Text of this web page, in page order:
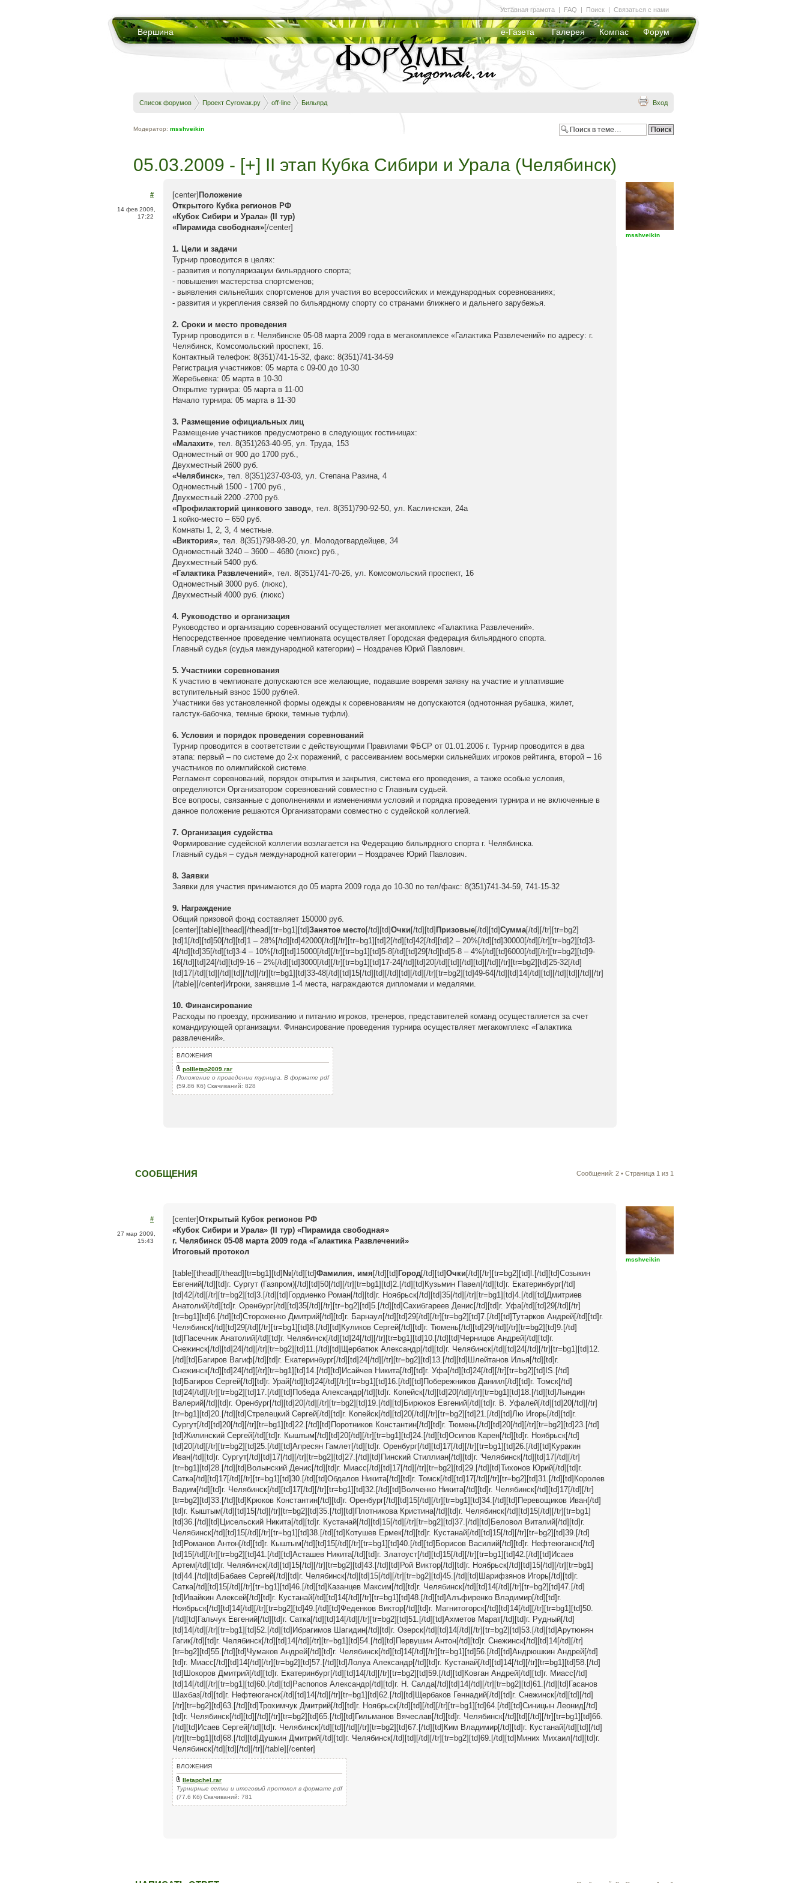
Вершина е-Газета Галерея Компас Форум
Уставная грамота | FAQ | Поиск | Связаться с нами
Список форумов Проект Сугомак.ру off-line Бильярд Вход
Модератор: msshveikin
05.03.2009 - [+] II этап Кубка Сибири и Урала (Челябинск)
#
14 фев 2009,
17:22
[center] Положение
Открытого Кубка регионов РФ
«Кубок Сибири и Урала» (II тур)
«Пирамида свободная»[/center]
1. Цели и задачи
Турнир проводится в целях:
- развития и популяризации бильярдного спорта;
- повышения мастерства спортсменов;
- выявления сильнейших спортсменов для участия во всероссийских и международных соревнованиях;
- развития и укрепления связей по бильярдному спорту со странами ближнего и дальнего зарубежья.
2. Сроки и место проведения
Турнир проводится в г. Челябинске 05-08 марта 2009 года в мегакомплексе «Галактика Развлечений» по адресу: г.
Челябинск, Комсомольский проспект, 16.
Контактный телефон: 8(351)741-15-32, факс: 8(351)741-34-59
Регистрация участников: 05 марта с 09-00 до 10-30
Жеребьевка: 05 марта в 10-30
Открытие турнира: 05 марта в 11-00
Начало турнира: 05 марта в 11-30
3. Размещение официальных лиц
Размещение участников предусмотрено в следующих гостиницах:
«Малахит», тел. 8(351)263-40-95, ул. Труда, 153
Одноместный от 900 до 1700 руб.,
Двухместный 2600 руб.
«Челябинск», тел. 8(351)237-03-03, ул. Степана Разина, 4
Одноместный 1500 - 1700 руб.,
Двухместный 2200 -2700 руб.
«Профилакторий цинкового завод», тел. 8(351)790-92-50, ул. Каслинская, 24а
1 койко-место – 650 руб.
Комнаты 1, 2, 3, 4 местные.
«Виктория», тел. 8(351)798-98-20, ул. Молодогвардейцев, 34
Одноместный 3240 – 3600 – 4680 (люкс) руб.,
Двухместный 5400 руб.
«Галактика Развлечений», тел. 8(351)741-70-26, ул. Комсомольский проспект, 16
Одноместный 3000 руб. (люкс),
Двухместный 4000 руб. (люкс)
4. Руководство и организация
Руководство и организацию соревнований осуществляет мегакомплекс «Галактика Развлечений».
Непосредственное проведение чемпионата осуществляет Городская федерация бильярдного спорта.
Главный судья (судья международной категории) – Ноздрачев Юрий Павлович.
5. Участники соревнования
К участию в чемпионате допускаются все желающие, подавшие вовремя заявку на участие и уплатившие
вступительный взнос 1500 рублей.
Участники без установленной формы одежды к соревнованиям не допускаются (однотонная рубашка, жилет,
галстук-бабочка, темные брюки, темные туфли).
6. Условия и порядок проведения соревнований
Турнир проводится в соответствии с действующими Правилами ФБСР от 01.01.2006 г. Турнир проводится в два
этапа: первый – по системе до 2-х поражений, с рассеиванием восьмерки сильнейших игроков рейтинга, второй – 16
участников по олимпийской системе.
Регламент соревнований, порядок открытия и закрытия, система его проведения, а также особые условия,
определяются Организатором соревнований совместно с Главным судьей.
Все вопросы, связанные с дополнениями и изменениями условий и порядка проведения турнира и не включенные в
данное положение решаются Организаторами совместно с судейской коллегией.
7. Организация судейства
Формирование судейской коллегии возлагается на Федерацию бильярдного спорта г. Челябинска.
Главный судья – судья международной категории – Ноздрачев Юрий Павлович.
8. Заявки
Заявки для участия принимаются до 05 марта 2009 года до 10-30 по тел/факс: 8(351)741-34-59, 741-15-32
9. Награждение
Общий призовой фонд составляет 150000 руб.
[center][table][thead][/thead][tr=bg1][td]Занятое место[/td][td]Очки [/td][td] Призовые[/td][td]Сумма[/td][/tr][tr=bg2]
[td]1[/td][td]50[/td][td]1 – 28%[/td][td]42000[/td][/tr][tr=bg1][td]2[/td][td]42[/td][td]2 – 20%[/td][td]30000[/td][/tr][tr=bg2][td]3-
4[/td][td]35[/td][td]3-4 – 10%[/td][td]15000[/td][/tr][tr=bg1][td]5-8[/td][td]29[/td][td]5-8 – 4%[/td][td]6000[/td][/tr][tr=bg2][td]9-
16[/td][td]24[/td][td]9-16 – 2%[/td][td]3000[/td][/tr][tr=bg1][td]17-24[/td][td]20[/td][td][/td][td][/td][/tr][tr=bg2][td]25-32[/td]
[td]17[/td][td][/td][td][/td][/tr][tr=bg1][td]33-48[/td][td]15[/td][td][/td][td][/td][/tr][tr=bg2][td]49-64[/td][td]14[/td][td][/td][td][/td][/tr]
[/table][/center]Игроки, занявшие 1-4 места, награждаются дипломами и медалями.
10. Финансирование
Расходы по проезду, проживанию и питанию игроков, тренеров, представителей команд осуществляется за счет
командирующей организации. Финансирование проведения турнира осуществляет мегакомплекс «Галактика
развлечений».
ВЛОЖЕНИЯ
polIIetap2009.rar
Положение о проведении турнира. В формате pdf
(59.86 Кб) Скачиваний: 828
msshveikin
СООБЩЕНИЯ Сообщений: 2 • Страница 1 из 1
#
27 мар 2009,
15:43
[center]Открытый Кубок регионов РФ
«Кубок Сибири и Урала» (II тур) «Пирамида свободная»
г. Челябинск 05-08 марта 2009 года «Галактика Развлечений»
Итоговый протокол
[table][thead][/thead][tr=bg1][td]№[/td][td]Фамилия, имя[/td][td]Город[/td][td]Очки[/td][/tr][tr=bg2][td]l.[/td][td]Созыкин
Евгений[/td][td]г. Сургут (Газпром)[/td][td]50[/td][/tr][tr=bg1][td]2.[/td][td]Кузьмин Павел[/td][td]г. Екатеринбург[/td]
[td]42[/td][/tr][tr=bg2][td]3.[/td][td]Гордиенко Роман[/td][td]г. Ноябрьск[/td][td]35[/td][/tr][tr=bg1][td]4.[/td][td]Дмитриев
Анатолий[/td][td]г. Оренбург[/td][td]35[/td][/tr][tr=bg2][td]5.[/td][td]Сахибгареев Денис[/td][td]г. Уфа[/td][td]29[/td][/tr]
[tr=bg1][td]6.[/td][td]Стороженко Дмитрий[/td][td]г. Барнаул[/td][td]29[/td][/tr][tr=bg2][td]7.[/td][td]Тутарков Андрей[/td][td]г.
Челябинск[/td][td]29[/td][/tr][tr=bg1][td]8.[/td][td]Куликов Сергей[/td][td]г. Тюмень[/td][td]29[/td][/tr][tr=bg2][td]9.[/td]
[td]Пасечник Анатолий[/td][td]г. Челябинск[/td][td]24[/td][/tr][tr=bg1][td]10.[/td][td]Черницов Андрей[/td][td]г.
Снежинск[/td][td]24[/td][/tr][tr=bg2][td]11.[/td][td]Щербатюк Александр[/td][td]г. Челябинск[/td][td]24[/td][/tr][tr=bg1][td]12.
[/td][td]Багиров Вагиф[/td][td]г. Екатеринбург[/td][td]24[/td][/tr][tr=bg2][td]13.[/td][td]Шлейтанов Илья[/td][td]г.
Снежинск[/td][td]24[/td][/tr][tr=bg1][td]14.[/td][td]Исайчев Никита[/td][td]г. Уфа[/td][td]24[/td][/tr][tr=bg2][td]IS.[/td]
[td]Багиров Сергей[/td][td]г. Урай[/td][td]24[/td][/tr][tr=bg1][td]16.[/td][td]Побережников Даниил[/td][td]г. Томск[/td]
[td]24[/td][/tr][tr=bg2][td]17.[/td][td]Победа Александр[/td][td]г. Копейск[/td][td]20[/td][/tr][tr=bg1][td]18.[/td][td]Лындин
Валерий[/td][td]г. Оренбург[/td][td]20[/td][/tr][tr=bg2][td]19.[/td][td]Бирюков Евгений[/td][td]г. В. Уфалей[/td][td]20[/td][/tr]
[tr=bg1][td]20.[/td][td]Стрелецкий Сергей[/td][td]г. Копейск[/td][td]20[/td][/tr][tr=bg2][td]21.[/td][td]Лю Игорь[/td][td]г.
Сургут[/td][td]20[/td][/tr][tr=bg1][td]22.[/td][td]Поротников Константин[/td][td]г. Тюмень[/td][td]20[/td][/tr][tr=bg2][td]23.[/td]
[td]Жилинский Сергей[/td][td]г. Кыштым[/td][td]20[/td][/tr][tr=bg1][td]24.[/td][td]Осипов Карен[/td][td]г. Ноябрьск[/td]
[td]20[/td][/tr][tr=bg2][td]25.[/td][td]Апресян Гамлет[/td][td]г. Оренбург[/td][td]17[/td][/tr][tr=bg1][td]26.[/td][td]Куракин
Иван[/td][td]г. Сургут[/td][td]17[/td][/tr][tr=bg2][td]27.[/td][td]Пинский Стиллиан[/td][td]г. 'Челябинск[/td][td]17[/td][/tr]
[tr=bg1][td]28.[/td][td]Волынский Денис[/td][td]г. Миасс[/td][td]17[/td][/tr][tr=bg2][td]29.[/td][td]Тихонов Юрий[/td][td]г.
Сатка[/td][td]17[/td][/tr][tr=bg1][td]30.[/td][td]Обдалов Никита[/td][td]г. Томск[/td][td]17[/td][/tr][tr=bg2][td]31.[/td][td]Королев
Вадим[/td][td]г. Челябинск[/td][td]17[/td][/tr][tr=bg1][td]32.[/td][td]Волченко Никита[/td][td]г. Челябинск[/td][td]17[/td][/tr]
[tr=bg2][td]33.[/td][td]Крюков Константин[/td][td]г. Оренбург[/td][td]15[/td][/tr][tr=bg1][td]34.[/td][td]Перевощиков Иван[/td]
[td]г. Кыштым[/td][td]15[/td][/tr][tr=bg2][td]35.[/td][td]Плотникова Кристина[/td][td]г. Челябинск[/td][td]15[/td][/tr][tr=bg1]
[td]36.[/td][td]Цисельский Никита[/td][td]г. Кустанай[/td][td]15[/td][/tr][tr=bg2][td]37.[/td][td]Беловол Виталий[/td][td]г.
Челябинск[/td][td]15[/td][/tr][tr=bg1][td]38.[/td][td]Котушев Ермек[/td][td]г. Кустанай[/td][td]15[/td][/tr][tr=bg2][td]39.[/td]
[td]Романов Антон[/td][td]г. Кыштым[/td][td]15[/td][/tr][tr=bg1][td]40.[/td][td]Борисов Василий[/td][td]г. Нефтеюганск[/td]
[td]15[/td][/tr][tr=bg2][td]41.[/td][td]Асташев Никита[/td][td]г. Златоуст[/td][td]15[/td][/tr][tr=bg1][td]42.[/td][td]Исаев
Артем[/td][td]г. Челябинск[/td][td]15[/td][/tr][tr=bg2][td]43.[/td][td]Рой Виктор[/td][td]г. Ноябрьск[/td][td]15[/td][/tr][tr=bg1]
[td]44.[/td][td]Бабаев Сергей[/td][td]г. Челябинск[/td][td]15[/td][/tr][tr=bg2][td]45.[/td][td]Шарифзянов Игорь[/td][td]г.
Сатка[/td][td]15[/td][/tr][tr=bg1][td]46.[/td][td]Казанцев Максим[/td][td]г. Челябинск[/td][td]14[/td][/tr][tr=bg2][td]47.[/td]
[td]Ивайкин Алексей[/td][td]г. Кустанай[/td][td]14[/td][/tr][tr=bg1][td]48.[/td][td]Алъфиренко Владимир[/td][td]г.
Ноябрьск[/td][td]14[/td][/tr][tr=bg2][td]49.[/td][td]Феденков Виктор[/td][td]г. Магнитогорск[/td][td]14[/td][/tr][tr=bg1][td]50.
[/td][td]Гальчук Евгений[/td][td]г. Сатка[/td][td]14[/td][/tr][tr=bg2][td]51.[/td][td]Ахметов Марат[/td][td]г. Рудный[/td]
[td]14[/td][/tr][tr=bg1][td]52.[/td][td]Ибрагимов Шагидин[/td][td]г. Озерск[/td][td]14[/td][/tr][tr=bg2][td]53.[/td][td]Арутюнян
Гагик[/td][td]г. Челябинск[/td][td]14[/td][/tr][tr=bg1][td]54.[/td][td]Первушин Антон[/td][td]г. Снежинск[/td][td]14[/td][/tr]
[tr=bg2][td]55.[/td][td]Чумаков Андрей[/td][td]г. Челябинск[/td][td]14[/td][/tr][tr=bg1][td]56.[/td][td]Андрюшкин Андрей[/td]
[td]г. Миасс[/td][td]14[/td][/tr][tr=bg2][td]57.[/td][td]Лолуа Александр[/td][td]г. Кустанай[/td][td]14[/td][/tr][tr=bg1][td]58.[/td]
[td]Шокоров Дмитрий[/td][td]г. Екатеринбург[/td][td]14[/td][/tr][tr=bg2][td]59.[/td][td]Ковган Андрей[/td][td]г. Миасс[/td]
[td]14[/td][/tr][tr=bg1][td]60.[/td][td]Распопов Александр[/td][td]г. Н. Салда[/td][td]14[/td][/tr][tr=bg2][td]61.[/td][td]Гасанов
Шахбаз[/td][td]г. Нефтеюганск[/td][td]14[/td][/tr][tr=bg1][td]62.[/td][td]Щербаков Геннадий[/td][td]г. Снежинск[/td][td][/td]
[/tr][tr=bg2][td]63.[/td][td]Трохимчук Дмитрий[/td][td]г. Ноябрьск[/td][td][/td][/tr][tr=bg1][td]64.[/td][td]Синицын Леонид[/td]
[td]г. Челябинск[/td][td][/td][/tr][tr=bg2][td]65.[/td][td]Гильманов Вячеслав[/td][td]г. Челябинск[/td][td][/td][/tr][tr=bg1][td]66.
[/td][td]Исаев Сергей[/td][td]г. Челябинск[/td][td][/td][/tr][tr=bg2][td]67.[/td][td]Ким Владимир[/td][td]г. Кустанай[/td][td][/td]
[/tr][tr=bg1][td]68.[/td][td]Душкин Дмитрий[/td][td]г. Челябинск[/td][td][/td][/tr][tr=bg2][td]69.[/td][td]Миних Михаил[/td][td]г.
Челябинск[/td][td][/td][/tr][/table][/center]
ВЛОЖЕНИЯ
IIetapchel.rar
Турнирные сетки и итоговый протокол в формате pdf
(77.6 Кб) Скачиваний: 781
msshveikin